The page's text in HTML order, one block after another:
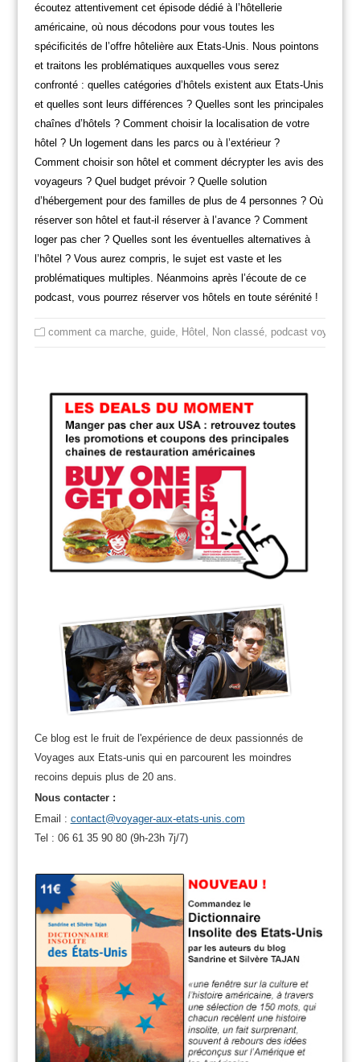
écoutez attentivement cet épisode dédié à l’hôtellerie
américaine, où nous décodons pour vous toutes les
spécificités de l’offre hôtelière aux Etats-Unis. Nous pointons
et traitons les problématiques auxquelles vous serez
confronté : quelles catégories d’hôtels existent aux Etats-Unis
et quelles sont leurs différences ? Quelles sont les principales
chaînes d’hôtels ? Comment choisir la localisation de votre
hôtel ? Un logement dans les parcs ou à l’extérieur ?
Comment choisir son hôtel et comment décrypter les avis des
voyageurs ? Quel budget prévoir ? Quelle solution
d’hébergement pour des familles de plus de 4 personnes ? Où
réserver son hôtel et faut-il réserver à l’avance ? Comment
loger pas cher ? Quelles sont les éventuelles alternatives à
l’hôtel ? Vous aurez compris, le sujet est vaste et les
problématiques multiples. Néanmoins après l’écoute de ce
podcast, vous pourrez réserver vos hôtels en toute sérénité !
comment ca marche, guide, Hôtel Non classé, podcast voyage
Ce blog est le fruit de l'expérience de deux passionnés de
Voyages aux Etats-unis qui en parcourent les moindres
recoins depuis plus de 20 ans.
Nous contacter :
Email : contact@voyager-aux-etats-unis.com
Tel : 06 61 35 90 80 (9h-23h 7j/7)